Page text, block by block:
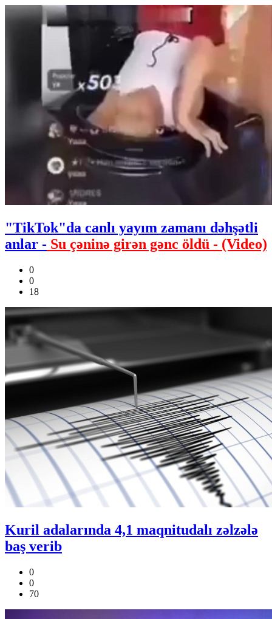
"TikTok"da canlı yayım zamanı dəhşətli
anlar - Su çəninə girən gənc öldü - (Video)
0
0
18
Kuril adalarında 4,1 maqnitudalı zəlzələ
baş verib
0
0
70